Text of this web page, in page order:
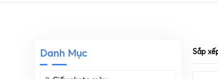
Danh Mục Sắp